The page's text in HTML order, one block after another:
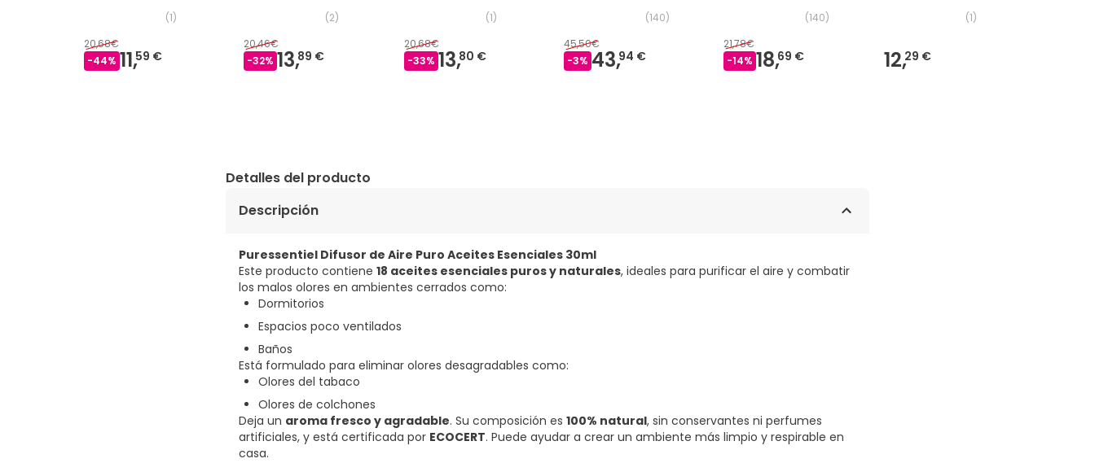
(1)
20,68€
-44% 11,59 €
(2)
20,46€
-32% 13,89 €
(1)
20,68€
-33% 13,80 €
(140)
45,50€
-3% 43,94 €
(140)
21,78€
-14% 18,69 €
(1)
12,29 €
Detalles del producto
Descripción
Puressentiel Difusor de Aire Puro Aceites Esenciales 30ml
Este producto contiene 18 aceites esenciales puros y naturales, ideales para purificar el aire y combatir
los malos olores en ambientes cerrados como:
Dormitorios
Espacios poco ventilados
Baños
Está formulado para eliminar olores desagradables como:
Olores del tabaco
Olores de colchones
Deja un aroma fresco y agradable. Su composición es 100% natural, sin conservantes ni perfumes
artificiales, y está certificada por ECOCERT. Puede ayudar a crear un ambiente más limpio y respirable en
casa.